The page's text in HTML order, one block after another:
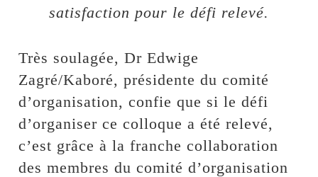
satisfaction pour le défi relevé.
Très soulagée, Dr Edwige
Zagré/Kaboré, présidente du comité
d’organisation, confie que si le défi
d’organiser ce colloque a été relevé,
c’est grâce à la franche collaboration
des membres du comité d’organisation